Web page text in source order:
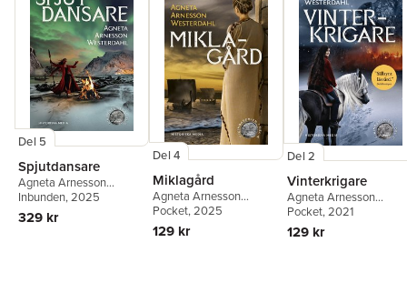
Del 5
Spjutdansare
Agneta Arnesson
Westerdahl
Inbunden, 2025
329 kr
Del 4
Miklagård
Agneta Arnesson
Westerdahl
Pocket, 2025
129 kr
Del 2
Vinterkrigare
Agneta Arnesson
Westerdahl
Pocket, 2021
129 kr